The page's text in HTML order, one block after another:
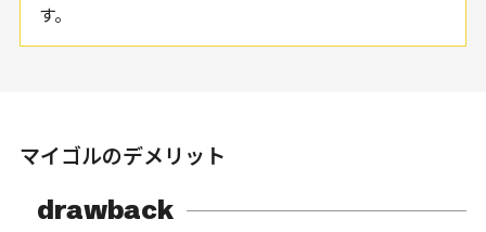
す。
マイゴルのデメリット
drawback